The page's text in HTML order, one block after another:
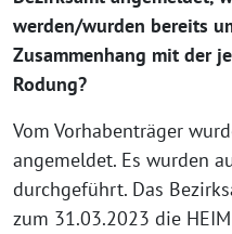
werden/wurden bereits
Zusammenhang mit der
Rodung?
Vom Vorhabenträger
angemeldet. Es wurden
durchgeführt. Das
zum 31.03.2023 die